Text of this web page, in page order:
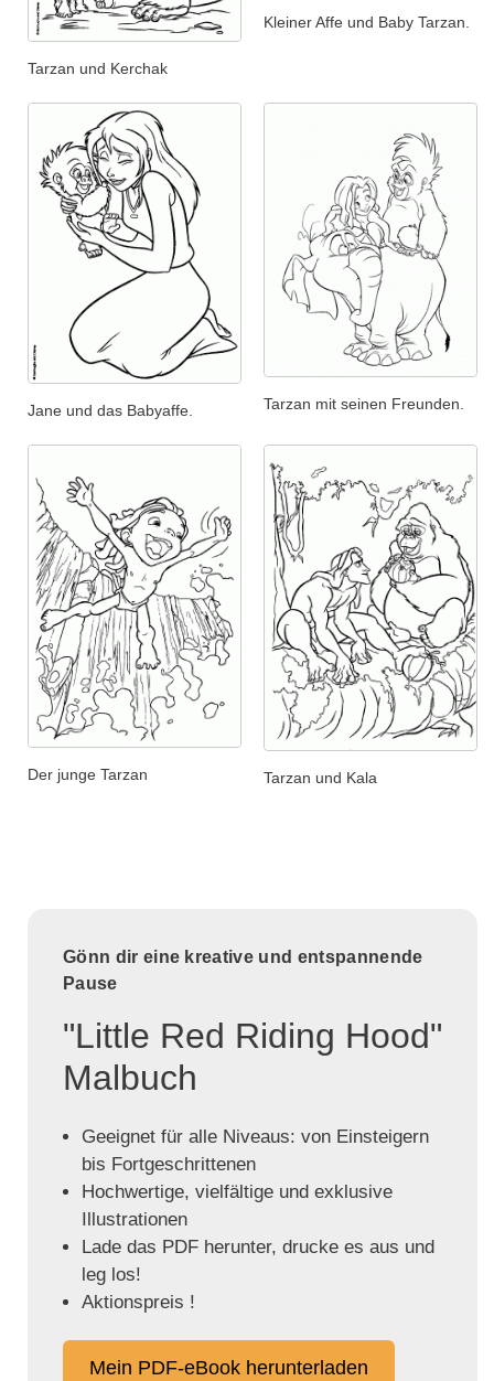
Tarzan und Kerchak
Kleiner Affe und Baby Tarzan.
Jane und das Babyaffe. Tarzan mit seinen Freunden.
Der junge Tarzan Tarzan und Kala
Gönn dir eine kreative und entspannende
Pause
"Little Red Riding Hood"
Malbuch
Geeignet für alle Niveaus: von Einsteigern
bis Fortgeschrittenen
Hochwertige, vielfältige und exklusive
Illustrationen
Lade das PDF herunter, drucke es aus und
leg los!
Aktionspreis !
Mein PDF-eBook herunterladen